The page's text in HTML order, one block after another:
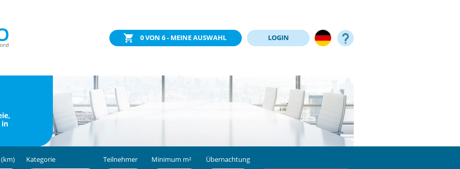
0VON 6 - MEINE AUSWAHL LOGIN
in
Kategorie
Teilnehmer Minimum m²
Übernachtung